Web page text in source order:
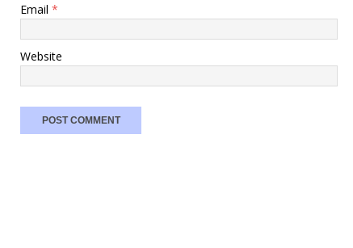
Email *
Website